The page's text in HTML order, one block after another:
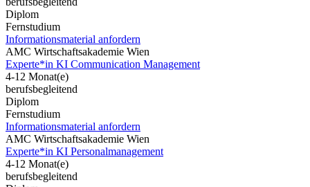
Diplom
Fernstudium
Informationsmaterial anfordern
AMC Wirtschaftsakademie Wien
Experte*in KI Communication Management
4-12 Monat(e)
berufsbegleitend
Diplom
Fernstudium
Informationsmaterial anfordern
AMC Wirtschaftsakademie Wien
Experte*in KI Personalmanagement
4-12 Monat(e)
berufsbegleitend